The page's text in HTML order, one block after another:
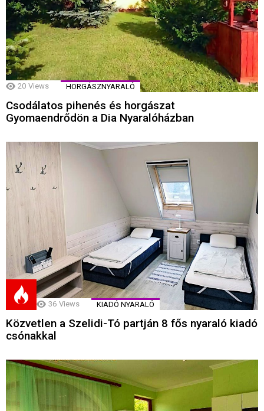
20 Views HORGÁSZNYARALÓ
Csodálatos pihenés és horgászat
Gyomaendrődön a Dia Nyaralóházban
36 Views KIADÓ NYARALÓ
Közvetlen a Szelidi-Tó partján 8 fős nyaraló kiadó
csónakkal